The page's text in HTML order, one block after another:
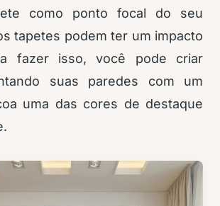
como ponto focal do seu
tapetes podem ter um impacto
fazer isso, você pode criar
suas paredes com um
uma das cores de destaque